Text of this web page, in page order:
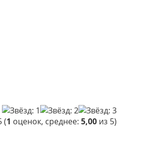
(1 оценок, среднее: 5,00 из 5)